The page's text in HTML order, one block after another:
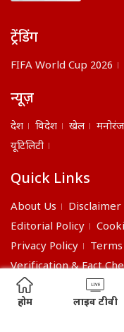
ट्रेंडिंग
FIFA World Cup 2026
न्यूज़
देश विदेश खेल
यूटिलिटी
Quick Links
About Us Disclaimer
Editorial Policy
Privacy Policy
Verification & Fact
©2026 India Daily. All
होम लाइव टीवी